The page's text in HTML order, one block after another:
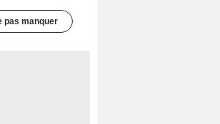
pas manquer